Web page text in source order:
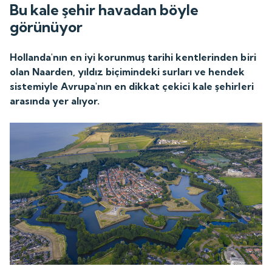
Bu kale şehir havadan böyle
görünüyor
Hollanda'nın en iyi korunmuş tarihi kentlerinden biri
olan Naarden, yıldız biçimindeki surları ve hendek
sistemiyle Avrupa'nın en dikkat çekici kale şehirleri
arasında yer alıyor.